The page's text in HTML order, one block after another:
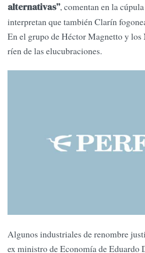
alternativas”, comentan en la
interpretan que también Clarín
En el grupo de Héctor Magnetto y los
ríen de las elucubraciones.
Algunos industriales de renombre
ex ministro de Economía de Eduardo